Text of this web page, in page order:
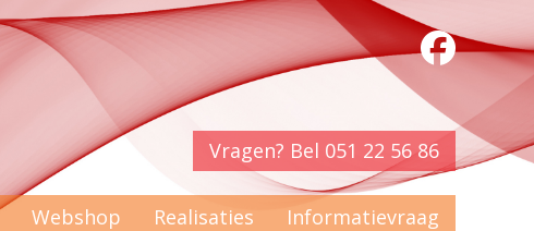
Webshop Realisaties Informatievraag
Vragen? Bel 051 22 56 86